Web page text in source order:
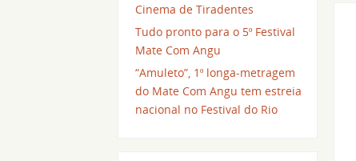
Cinema de Tiradentes
Tudo pronto para o 5º Festival
Mate Com Angu
“Amuleto”, 1º longa-metragem
do Mate Com Angu tem estreia
nacional no Festival do Rio